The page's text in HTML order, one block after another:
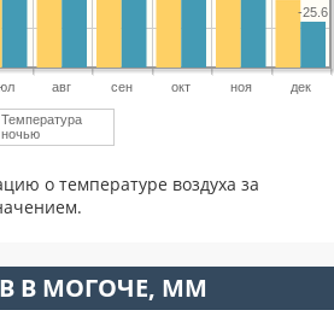
авг сен окт ноя дек
-25.6
Температура
ночью
о температуре воздуха за
В МОГОЧЕ, ММ